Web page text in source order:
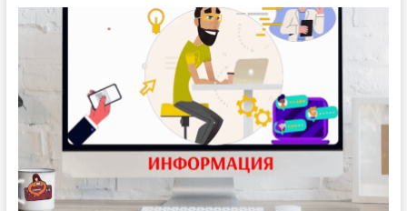
Рассмотрим
«свеженький»
пример